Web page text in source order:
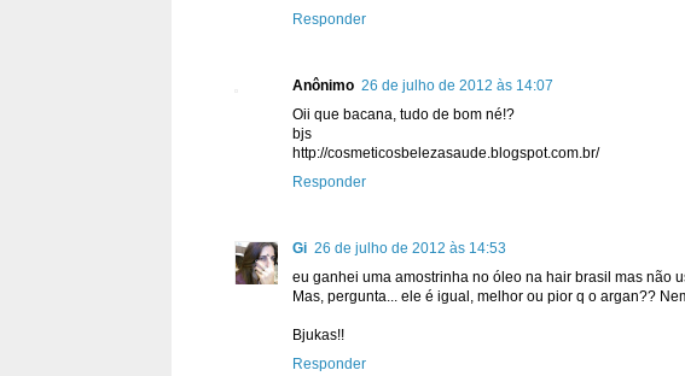
Responder
Anônimo 26 de julho de 2012 às 14:07
Oii que bacana, tudo de bom né!?
bjs
http://cosmeticosbelezasaude.blogspot.com.br/
Responder
Gi 26 de julho de 2012 às 14:53
eu ganhei uma amostrinha no óleo na hair brasil mas não
Mas, pergunta... ele é igual, melhor ou pior q o argan??
Bjukas!!
Responder